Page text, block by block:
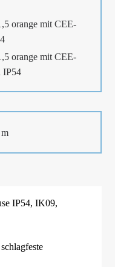
orange mit CEE-
orange mit CEE-
IP54
IP54, IK09,